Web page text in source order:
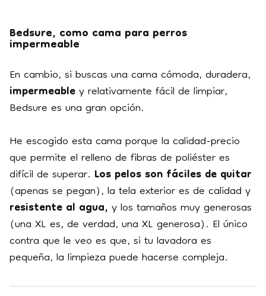
Bedsure, como cama para perros
impermeable
En cambio, si buscas una cama cómoda, duradera,
impermeabley relativamente fácil de limpiar,
Bedsure es una gran opción.
He escogido esta cama porque la calidad-precio
que permite el relleno de fibras de poliéster es
difícil de superar. Los pelos son fáciles de quitar
(apenas se pegan), la tela exterior es de calidad y
resistente al agua,y los tamaños muy generosas
(una XL es, de verdad, una XL generosa). El único
contra que le veo es que, si tu lavadora es
pequeña, la limpieza puede hacerse compleja.